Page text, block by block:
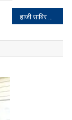
हाजी साबिर हुसैन के निधन पर रेड क्रॉस में शोक सभा